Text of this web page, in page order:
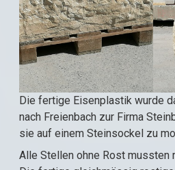
Die fertige Eisenplastik wurde
nach Freienbach zur Firma
sie auf einem Steinsockel zu
Alle Stellen ohne Rost mussten